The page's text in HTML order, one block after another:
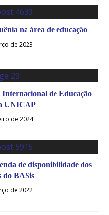
na área de educação
de 2023
de Educação
UNICAP
de 2024
de disponibilidade dos
do BASis
de 2022